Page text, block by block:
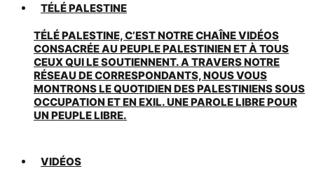
TÉLÉ PALESTINE
TÉLÉ PALESTINE, C’EST NOTRE CHAÎNE VIDÉOS
CONSACRÉE AU PEUPLE PALESTINIEN ET À TOUS
CEUX QUI LE SOUTIENNENT. A TRAVERS NOTRE
RÉSEAU DE CORRESPONDANTS, NOUS VOUS
MONTRONS LE QUOTIDIEN DES PALESTINIENS SOUS
OCCUPATION ET EN EXIL. UNE PAROLE LIBRE POUR
UN PEUPLE LIBRE.
VIDÉOS